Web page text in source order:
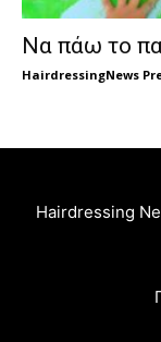
Να πάω το
HairdressingNews
Hairdressing